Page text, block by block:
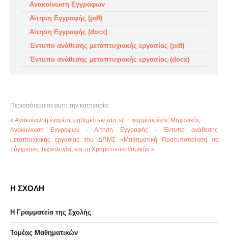
Ανακοίνωση Εγγράφων
Αίτηση Εγγραφής (pdf)
Αίτηση Εγγραφής (docx)
Έντυπο ανάθεσης μεταπτυχιακής εργασίας (pdf)
Έντυπο ανάθεσης μεταπτυχιακής εργασίας (docx)
Περισσότερα σε αυτή την κατηγορία:
« Ανακοίνωση έναρξης μαθημάτων εαρ. εξ. Εφαρμοσμένης Μηχανικής
Ανακοίνωση Εγγράφων - Αίτηση Εγγραφής - Έντυπο ανάθεσης
μεταπτυχιακής εργασίας του ΔΠΜΣ «Μαθηματική Προτυποποίηση σε
Σύγχρονες Τεχνολογίες και τη Χρηματοοικονομική» »
Η ΣΧΟΛΗ
Η Γραμματεία της Σχολής
Τομέας Μαθηματικών